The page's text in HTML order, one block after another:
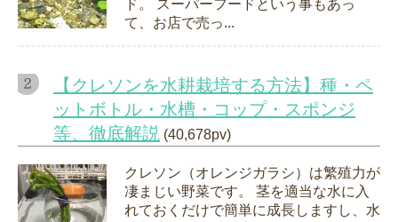
ド。 スーパーフードという事もあっ
て、お店で売っ...
【クレソンを水耕栽培する方法】種・ペ
ットボトル・水槽・コップ・スポンジ
等、徹底解説 (40,678pv)
クレソン（オレンジガラシ）は繁殖力が
凄まじい野菜です。 茎を適当な水に入
れておくだけで簡単に成長しますし、水